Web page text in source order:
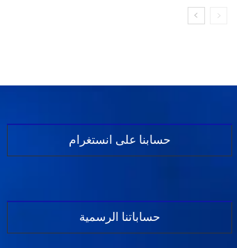
حسابنا على انستغرام
حساباتنا الرسمية